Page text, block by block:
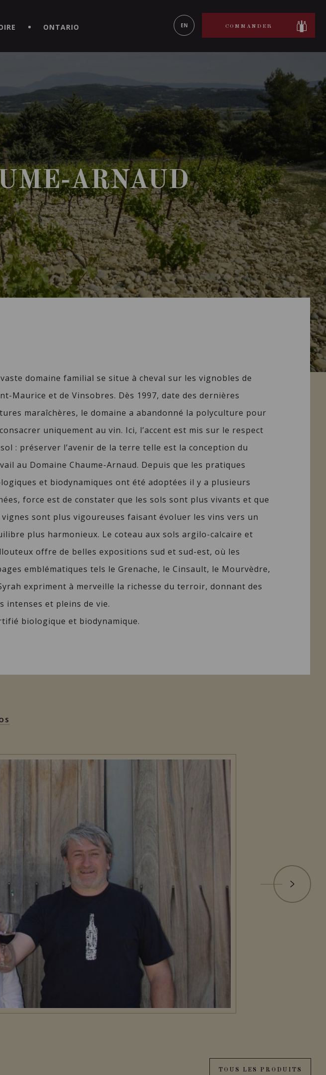
ONTARIO EN COMMANDER
ARNAUD
vaste domaine familial se situe à cheval sur les vignobles de
Maurice et de Vinsobres. Dès 1997, date des dernières
maraîchères, le domaine a abandonné la polyculture pour
uniquement au vin. Ici, l’accent est mis sur le respect
: préserver l’avenir de la terre telle est la conception du
au Domaine Chaume-Arnaud. Depuis que les pratiques
et biodynamiques ont été adoptées il y a plusieurs
force est de constater que les sols sont plus vivants et que
vignes sont plus vigoureuses faisant évoluer les vins vers un
plus harmonieux. Le coteau aux sols argilo-calcaire et
offre de belles expositions sud et sud-est, où les
emblématiques tels le Grenache, le Cinsault, le Mourvèdre,
expriment à merveille la richesse du terroir, donnant des
intenses et pleins de vie.
biologique et biodynamique.
TOUS LES PRODUITS